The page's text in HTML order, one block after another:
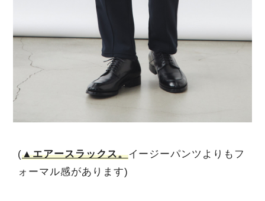
(▲エアースラックス。イージーパンツよりもフ
ォーマル感があります)